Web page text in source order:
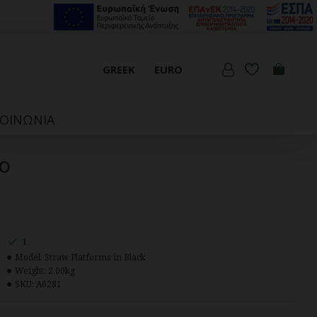
GREEK EURO
1
Model: Straw Platforms in Black
Weight: 2.00kg
SKU: A6281